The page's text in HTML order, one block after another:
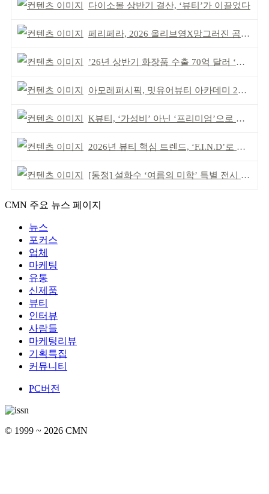
다이소몰 상반기 결산, ‘뷰티’가 이끌었다
페리페라, 2026 올리브영X망그러진 곰 콜라보
’26년 상반기 화장품 수출 70억 달러 ‘역대 최고’
아모레퍼시픽, 밋유어뷰티 아카데미 2기 발대식
K뷰티, ‘가성비’ 아닌 ‘프리미엄’으로 승부걸어야
2026년 뷰티 핵심 트렌드, ‘F.I.N.D’로 읽는다
[동정] 설화수 ‘여름의 미학’ 특별 전시 개최
CMN 주요 뉴스 페이지
뉴스
포커스
업체
마케팅
유통
신제품
뷰티
인터뷰
사람들
마케팅리뷰
기획특집
커뮤니티
PC버전
© 1999 ~ 2026 CMN